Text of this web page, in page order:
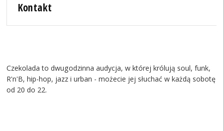
Kontakt
Czekolada to dwugodzinna audycja, w której królują soul, funk,
R'n'B, hip-hop, jazz i urban - możecie jej słuchać w każdą sobotę
od 20 do 22.